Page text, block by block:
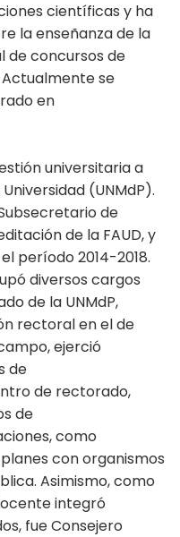
científicas y ha
la enseñanza de la
de concursos de
Actualmente se
en
universitaria a
(UNMdP).
de
de la FAUD, y
período 2014-2018.
diversos cargos
de la UNMdP,
rectoral en el de
ejerció
de
de rectorado,
de
como
con organismos
Asimismo, como
integró
fue Consejero